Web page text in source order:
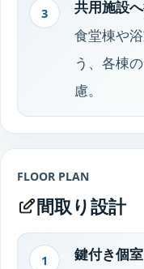
3
共用施設
食堂棟や
う、各棟
慮。
FLOOR PLAN
間取り設計
1
鍵付き個